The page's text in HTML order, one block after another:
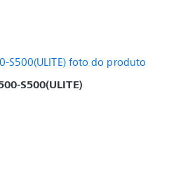
S500(ULITE)